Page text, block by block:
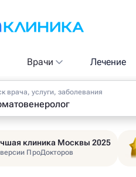
Врачи Лечение
врача, услуги, заболевания
клиника Москвы 2025
ПроДокторов